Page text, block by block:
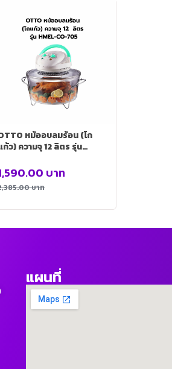
หม้ออบลมร้อน (โถ
ว) ความจุ 12 ลิตร รุ่น
บาท
บาท
แผนที่